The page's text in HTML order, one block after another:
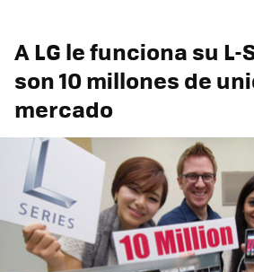
A LG le funciona su L-
son 10 millones de
mercado